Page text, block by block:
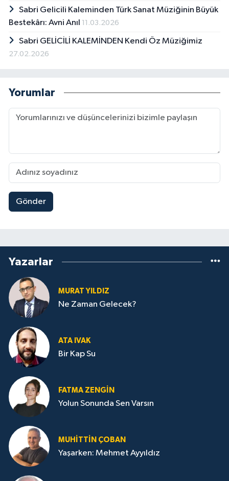
Sabri Gelicili Kaleminden Türk Sanat Müziğinin Büyük
Bestekârı: Avni Anıl 11.03.2026
Sabri GELİCİLİ KALEMİNDEN Kendi Öz Müziğimiz
27.02.2026
Yorumlar
Gönder
Yazarlar
MURAT YILDIZ
Ne Zaman Gelecek?
ATA IVAK
Bir Kap Su
FATMA ZENGIN
Yolun Sonunda Sen Varsın
MUHITTIN ÇOBAN
Yaşarken: Mehmet Ayyıldız